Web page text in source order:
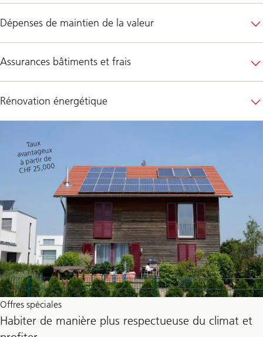
Dépenses de maintien de la valeur
Assurances bâtiments et frais
Rénovation énergétique
Taux
avantageux
à partir de
CHF 25,000
Offres spéciales
Habiter de manière plus respectueuse du climat et